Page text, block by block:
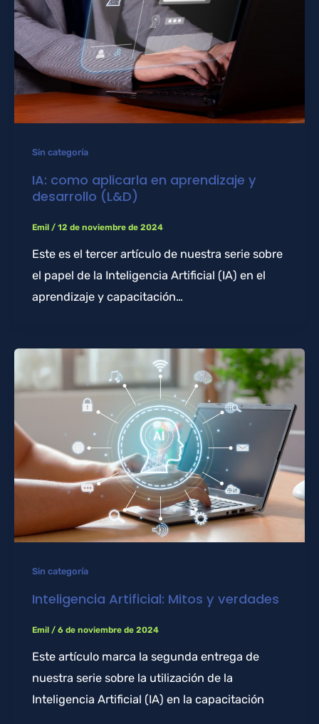
Sin categoría
IA: como aplicarla en aprendizaje y
desarrollo (L&D)
Emil / 12 de noviembre de 2024
Este es el tercer artículo de nuestra serie sobre
el papel de la Inteligencia Artificial (IA) en el
aprendizaje y capacitación…
Sin categoría
Inteligencia Artificial: Mitos y verdades
Emil / 6 de noviembre de 2024
Este artículo marca la segunda entrega de
nuestra serie sobre la utilización de la
Inteligencia Artificial (IA) en la capacitación